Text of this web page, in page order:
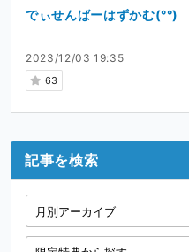
2023/12/03 19:35
63
でぃせんばーはずかむ(°°)
記事を検索